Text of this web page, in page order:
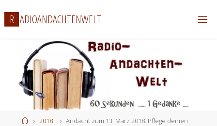
Inhalt
springen
R ADIOANDACHTENWELT
Start2018
Andacht zum 13. März 2018: Pflege deinen